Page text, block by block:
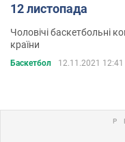
12 листопада
Чоловічі баскетбольні
країни
Баскетбол 12.11.2021 12:41